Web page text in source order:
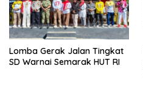
Lomba Gerak Jalan Tingkat
SD Warnai Semarak HUT RI